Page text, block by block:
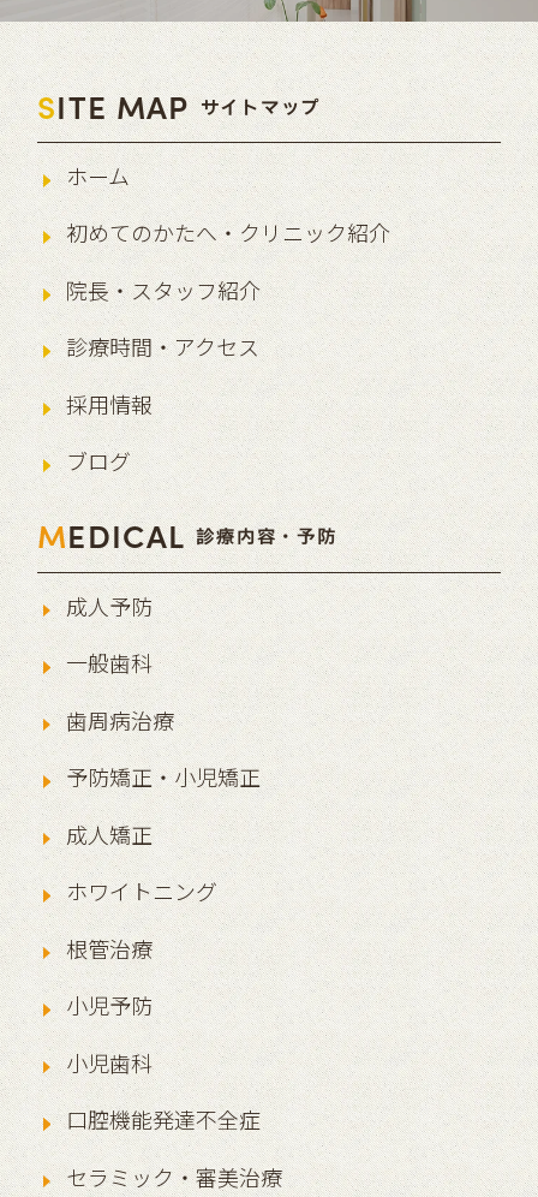
SITE MAP サイトマップ
ホーム
初めてのかたへ・クリニック紹介
院長・スタッフ紹介
診療時間・アクセス
採用情報
ブログ
MEDICAL 診療内容・予防
成人予防
一般歯科
歯周病治療
予防矯正・小児矯正
成人矯正
ホワイトニング
根管治療
小児予防
小児歯科
口腔機能発達不全症
セラミック・審美治療